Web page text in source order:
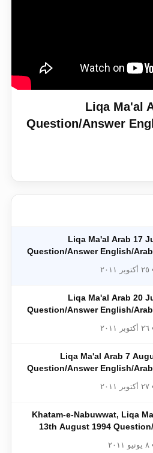
الكتاب وتعرّف على حقيقة
Liqa Ma'al
Question/Answer
Liqa Ma'al Arab 17
Question/Answer English/
Liqa Ma'al Arab 20
Question/Answer English/
Liqa Ma'al Arab 7
Question/Answer English/
Khatam-e-Nabuwwat, Liqa
13th August 1994